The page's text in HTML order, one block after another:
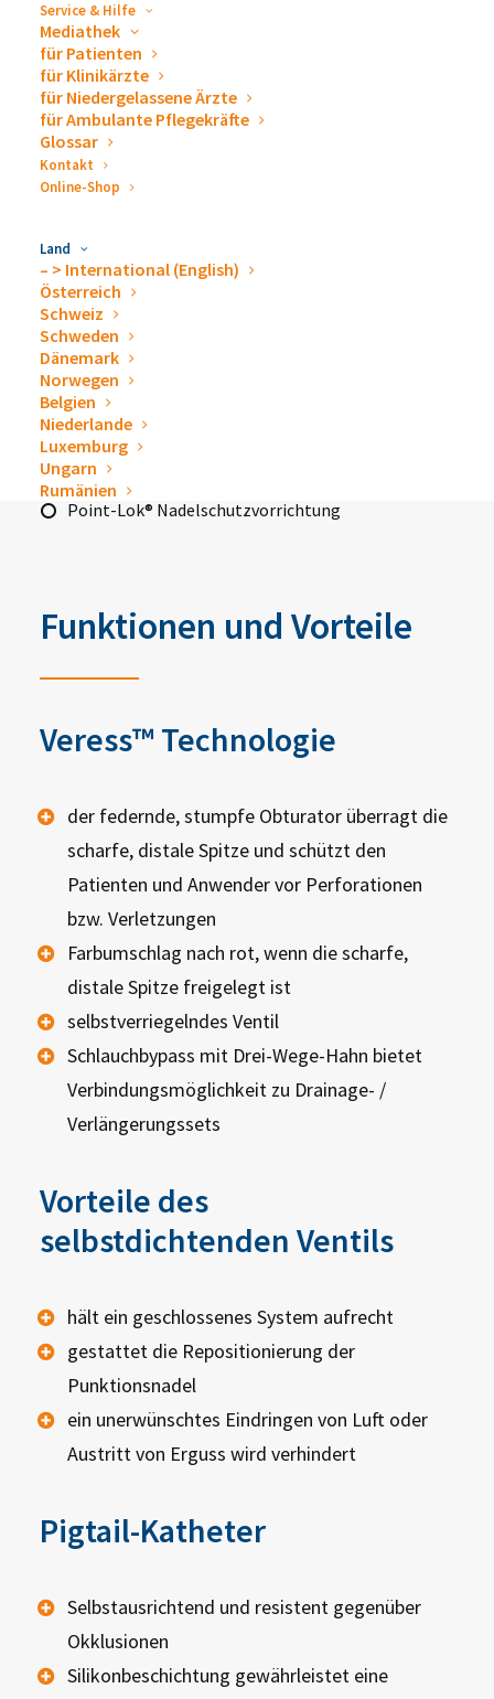
Service & Hilfe
Mediathek
für Patienten
für Klinikärzte
für Niedergelassene Ärzte
für Ambulante Pflegekräfte
Glossar
Kontakt
Online-Shop
Land
– > International (English)
Österreich
Schweiz
Schweden
Dänemark
Norwegen
Belgien
Niederlande
Luxemburg
Ungarn
Rumänien
Punktionsnadel mit Pigtail-Katheter
Sicherheitsskalpell, Nr. 11
5-in-1 Adapter
Verlängerungsschlauch mit Kunststoff-Spike für
Vakuumflaschen
Kanüle 16 G (38 mm)
Point-Lok® Nadelschutzvorrichtung
Funktionen und Vorteile
Veress™ Technologie
der federnde, stumpfe Obturator überragt die
scharfe, distale Spitze und schützt den
Patienten und Anwender vor Perforationen
bzw. Verletzungen
Farbumschlag nach rot, wenn die scharfe,
distale Spitze freigelegt ist
selbstverriegelndes Ventil
Schlauchbypass mit Drei-Wege-Hahn bietet
Verbindungsmöglichkeit zu Drainage- /
Verlängerungssets
Vorteile des
selbstdichtenden Ventils
hält ein geschlossenes System aufrecht
gestattet die Repositionierung der
Punktionsnadel
ein unerwünschtes Eindringen von Luft oder
Austritt von Erguss wird verhindert
Pigtail-Katheter
Selbstausrichtend und resistent gegenüber
Okklusionen
Silikonbeschichtung gewährleistet eine